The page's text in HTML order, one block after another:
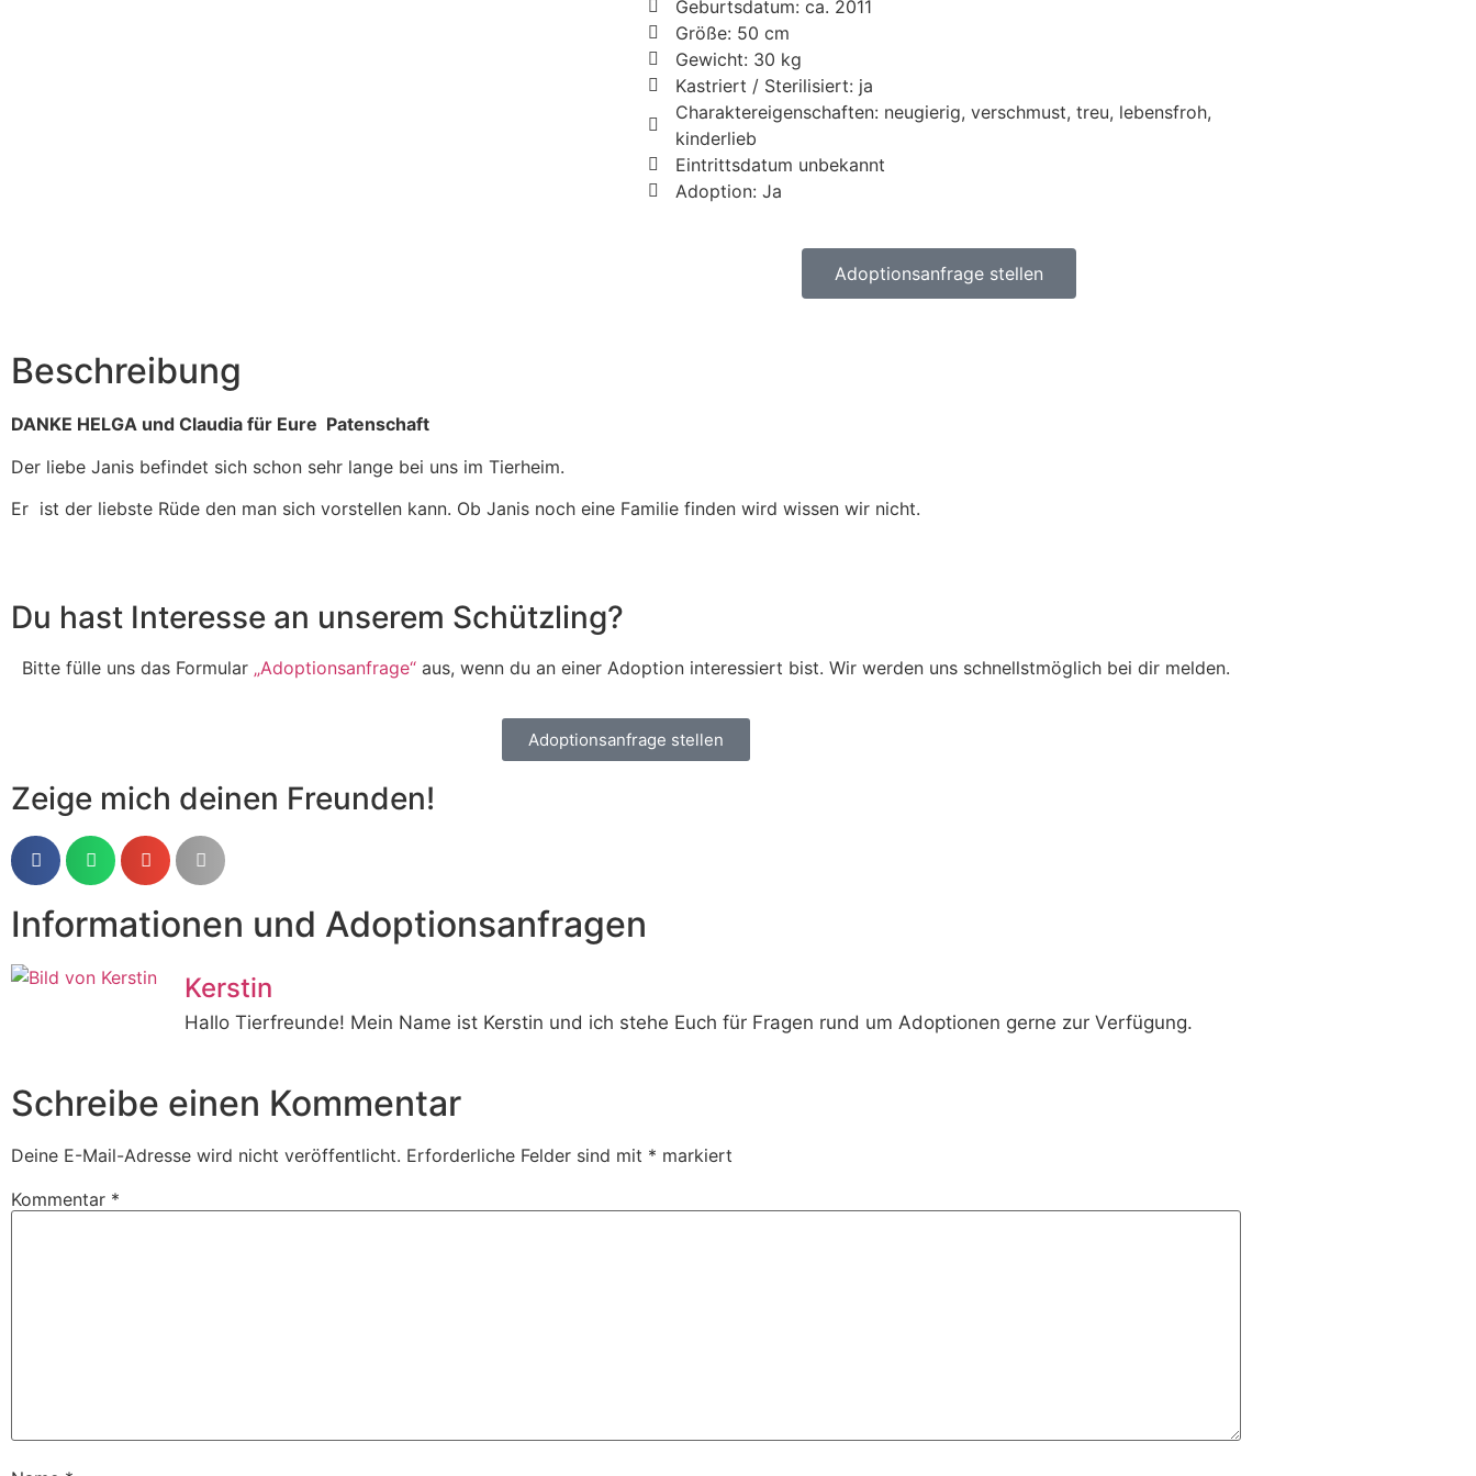
Geburtsdatum: ca. 2011
Größe: 50 cm
Gewicht: 30 kg
Kastriert / Sterilisiert: ja
Charaktereigenschaften: neugierig, verschmust, treu, lebensfroh,
kinderlieb
Eintrittsdatum unbekannt
Adoption: Ja
Adoptionsanfrage stellen
Beschreibung
DANKE HELGA und Claudia für Eure Patenschaft
Der liebe Janis befindet sich schon sehr lange bei uns im Tierheim.
Er ist der liebste Rüde den man sich vorstellen kann. Ob Janis noch eine Familie finden wird wissen wir nicht.
Du hast Interesse an unserem Schützling?
Bitte fülle uns das Formular „Adoptionsanfrage“ aus, wenn du an einer Adoption interessiert bist. Wir werden uns schnellstmöglich bei dir melden.
Adoptionsanfrage stellen
Zeige mich deinen Freunden!
Informationen und Adoptionsanfragen
Kerstin
Hallo Tierfreunde! Mein Name ist Kerstin und ich stehe Euch für Fragen rund um Adoptionen gerne zur Verfügung.
Schreibe einen Kommentar
Deine E-Mail-Adresse wird nicht veröffentlicht. Erforderliche Felder sind mit * markiert
Kommentar *